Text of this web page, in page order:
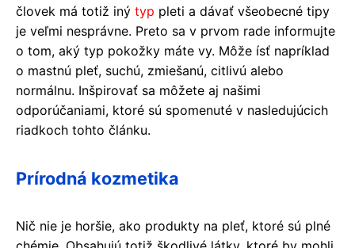
človek má totiž iný typ pleti a dávať všeobecné tipy
je veľmi nesprávne. Preto sa v prvom rade informujte
o tom, aký typ pokožky máte vy. Môže ísť napríklad
o mastnú pleť, suchú, zmiešanú, citlivú alebo
normálnu. Inšpirovať sa môžete aj našimi
odporúčaniami, ktoré sú spomenuté v nasledujúcich
riadkoch tohto článku.
Prírodná kozmetika
Nič nie je horšie, ako produkty na pleť, ktoré sú plné